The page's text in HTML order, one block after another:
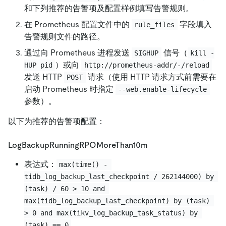
和下列推荐的告警项及配置样例填写告警规则。
在 Prometheus 配置文件中的
rule_files
字段填入
告警规则文件的路径。
通过向 Prometheus 进程发送
SIGHUP 信号（
kill -
HUP pid ）或向 http://prometheus-addr/-/reload
发送 HTTP POST 请求（使用 HTTP 请求方式前需要在
启动 Prometheus 时指定
--web.enable-lifecycle
参数）。
以下为推荐的告警项配置：
LogBackupRunningRPOMoreThan10m
表达式：
max(time() -
tidb_log_backup_last_checkpoint / 262144000) by
(task) / 60 > 10 and
max(tidb_log_backup_last_checkpoint) by (task)
> 0 and max(tikv_log_backup_task_status) by